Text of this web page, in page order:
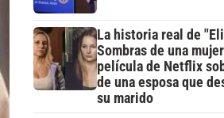
La historia real de
Sombras de una
película de Netflix
de una esposa que
su marido